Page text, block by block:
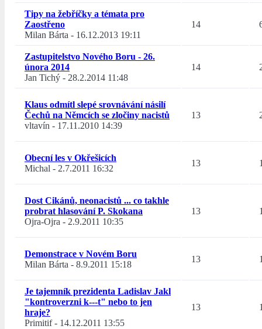
Tipy na žebříčky a témata pro
Zaostřeno
Milan Bárta - 16.12.2013 19:11
14
Zastupitelstvo Nového Boru - 26.
února 2014
Jan Tichý - 28.2.2014 11:48
14
Klaus odmítl slepé srovnávání násilí
Čechů na Němcích se zločiny nacistů
vltavín - 17.11.2010 14:39
13
Obecní les v Okřešicích
Michal - 2.7.2011 16:32
13
Dost Cikánů, neonacistů ... co takhle
probrat hlasování P. Skokana
Ojra-Ojra - 2.9.2011 10:35
13
Demonstrace v Novém Boru
Milan Bárta - 8.9.2011 15:18
13
Je tajemník prezidenta Ladislav Jakl
"kontroverzni k---t" nebo to jen
hraje?
Primitif- 14.12.2011 13:55
13